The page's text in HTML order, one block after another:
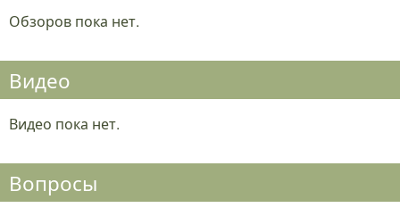
Обзоров пока нет.
Видео
Видео пока нет.
Вопросы